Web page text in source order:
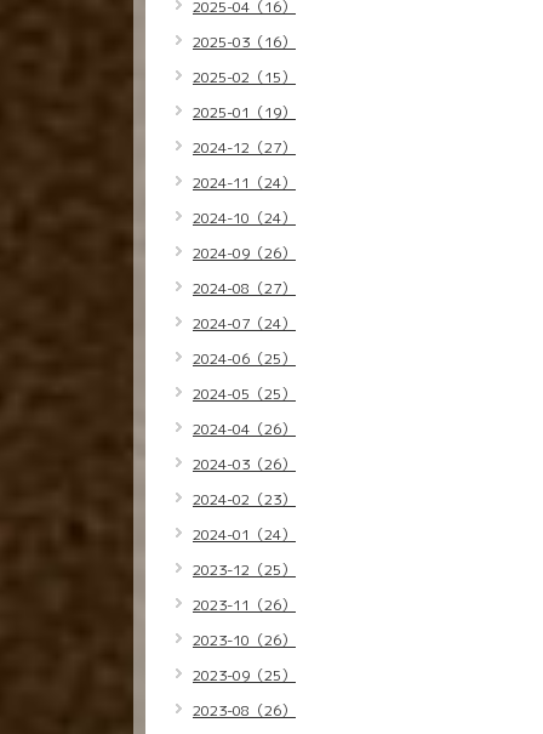
2025-04（16）
2025-03（16）
2025-02（15）
2025-01（19）
2024-12（27）
2024-11（24）
2024-10（24）
2024-09（26）
2024-08（27）
2024-07（24）
2024-06（25）
2024-05（25）
2024-04（26）
2024-03（26）
2024-02（23）
2024-01（24）
2023-12（25）
2023-11（26）
2023-10（26）
2023-09（25）
2023-08（26）